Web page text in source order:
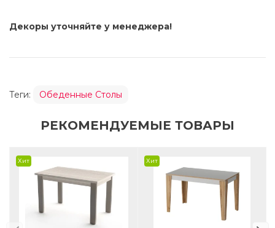
Декоры уточняйте у менеджера!
Теги: Обеденные Столы
РЕКОМЕНДУЕМЫЕ ТОВАРЫ
Хит Хит